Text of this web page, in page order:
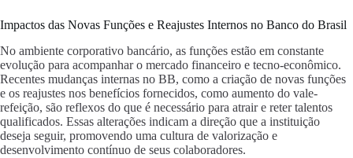
Impactos das Novas Funções e Reajustes Internos no Banco do Brasil
No ambiente corporativo bancário, as funções estão em constante
evolução para acompanhar o mercado financeiro e tecno-econômico.
Recentes mudanças internas no BB, como a criação de novas funções
e os reajustes nos benefícios fornecidos, como aumento do vale-
refeição, são reflexos do que é necessário para atrair e reter talentos
qualificados. Essas alterações indicam a direção que a instituição
deseja seguir, promovendo uma cultura de valorização e
desenvolvimento contínuo de seus colaboradores.